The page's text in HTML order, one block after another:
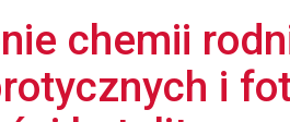
chemii
i